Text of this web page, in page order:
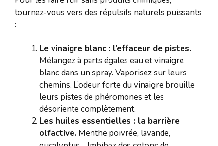
tournez-vous vers des répulsifs naturels puissants
:
Le vinaigre blanc : l’effaceur de pistes.
Mélangez à parts égales eau et vinaigre
blanc dans un spray. Vaporisez sur leurs
chemins. L’odeur forte du vinaigre brouille
leurs pistes de phéromones et les
désoriente complètement.
Les huiles essentielles : la barrière
olfactive. Menthe poivrée, lavande,